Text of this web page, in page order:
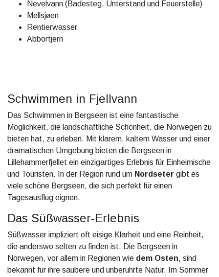
Nevelvann (Badesteg, Unterstand und Feuerstelle)
Mellsjøen
Rentierwasser
Abbortjern
Schwimmen in Fjellvann
Das Schwimmen in Bergseen ist eine fantastische
Möglichkeit, die landschaftliche Schönheit, die Norwegen zu
bieten hat, zu erleben. Mit klarem, kaltem Wasser und einer
dramatischen Umgebung bieten die Bergseen in
Lillehammerfjellet ein einzigartiges Erlebnis für Einheimische
und Touristen. In der Region rund um Nordseter gibt es
viele schöne Bergseen, die sich perfekt für einen
Tagesausflug eignen.
Das Süßwasser-Erlebnis
Süßwasser impliziert oft eisige Klarheit und eine Reinheit,
die anderswo selten zu finden ist. Die Bergseen in
Norwegen, vor allem in Regionen wie dem Osten, sind
bekannt für ihre saubere und unberührte Natur. Im Sommer